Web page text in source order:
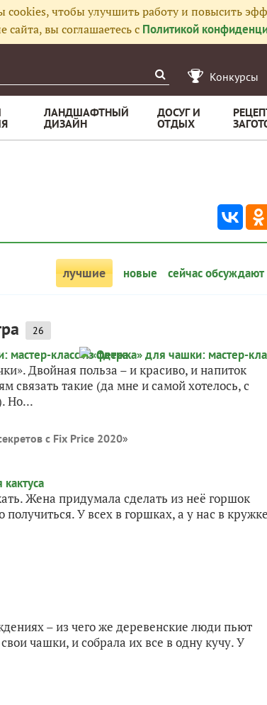
чтобы улучшить работу и повысить
вы соглашаетесь с Политикой
Конкурсы
ЛАНДШАФТНЫЙ
ДИЗАЙН
ДОСУГ И
ОТДЫХ
лучшие новые сейчас обсуждают
26
Двойная польза – и красиво, и напиток
такие (да мне и самой хотелось, с
Но...
с Fix Price 2020»
Жена придумала сделать из неё горшок
У всех в горшках, а у нас в
– из чего же деревенские люди пьют
чашки, и собрала их все в одну кучу. У